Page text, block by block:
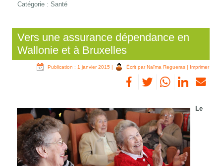
Catégorie :Santé
Vers une assurance dépendance en
Wallonie et à Bruxelles
Publication : 1 janvier 2015 | Écrit par Naïma Regueras | Imprimer
Le